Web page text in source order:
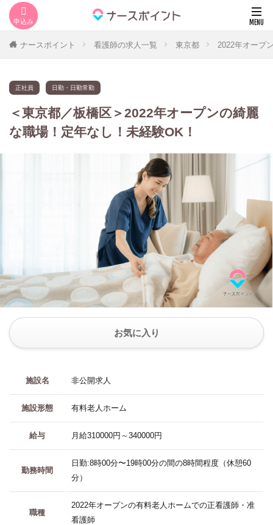
ナースポイント 看護師の求人一覧 東京都 2022年オープ
正社員 日勤・日勤常勤
＜東京都／板橋区＞2022年オープンの綺麗
な職場！定年なし！未経験OK！
お気に入り
施設名 非公開求人
施設形態 有料老人ホーム
給与 月給310000円～340000円
勤務時間
日勤:8時00分〜19時00分の間の8時間程度（休憩60
分）
職種
2022年オープンの有料老人ホームでの正看護師・准
看護師